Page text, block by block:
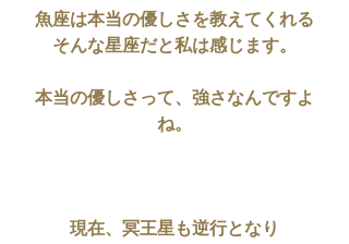
魚座は本当の優しさを教えてくれる
そんな星座だと私は感じます。
本当の優しさって、強さなんですよ
ね。
現在、冥王星も逆行となり